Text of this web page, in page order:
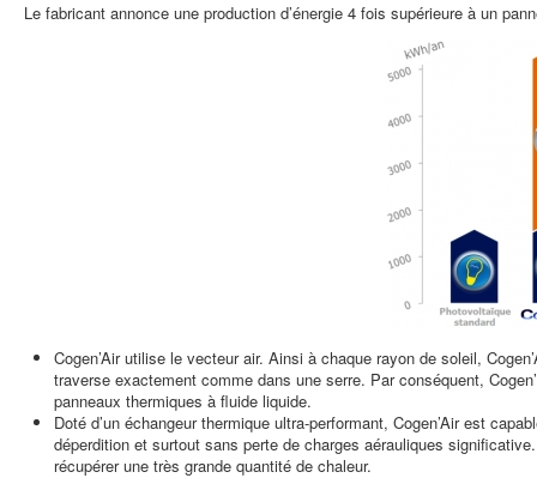
Le fabricant annonce une production d’énergie 4 fois supérieure à un
Cogen’Air utilise le vecteur air. Ainsi à chaque rayon de soleil,
traverse exactement comme dans une serre. Par conséquent,
panneaux thermiques à fluide liquide.
Doté d’un échangeur thermique ultra-performant, Cogen’Air est
déperdition et surtout sans perte de charges aérauliques
récupérer une très grande quantité de chaleur.